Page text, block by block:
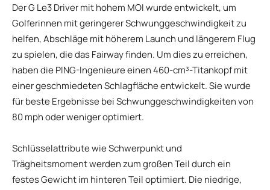
Der G Le3 Driver mit hohem MOI wurde entwickelt, um
Golferinnen mit geringerer Schwunggeschwindigkeit zu
helfen, Abschläge mit höherem Launch und längerem Flug
zu spielen, die das Fairway finden. Um dies zu erreichen,
haben die PING-Ingenieure einen 460-cm³-Titankopf mit
einer geschmiedeten Schlagfläche entwickelt. Sie wurde
für beste Ergebnisse bei Schwunggeschwindigkeiten von
80 mph oder weniger optimiert.
Schlüsselattribute wie Schwerpunkt und
Trägheitsmoment werden zum großen Teil durch ein
festes Gewicht im hinteren Teil optimiert. Die niedrige,